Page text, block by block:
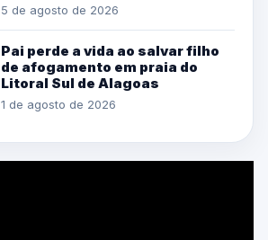
5 de agosto de 2026
Pai perde a vida ao salvar filho
de afogamento em praia do
Litoral Sul de Alagoas
1 de agosto de 2026